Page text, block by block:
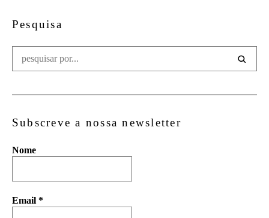
Pesquisa
Subscreve a nossa newsletter
Nome
Email *